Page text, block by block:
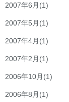
2007年6月 (1)
2007年5月 (1)
2007年4月 (1)
2007年2月 (1)
2006年10月 (1)
2006年8月 (1)